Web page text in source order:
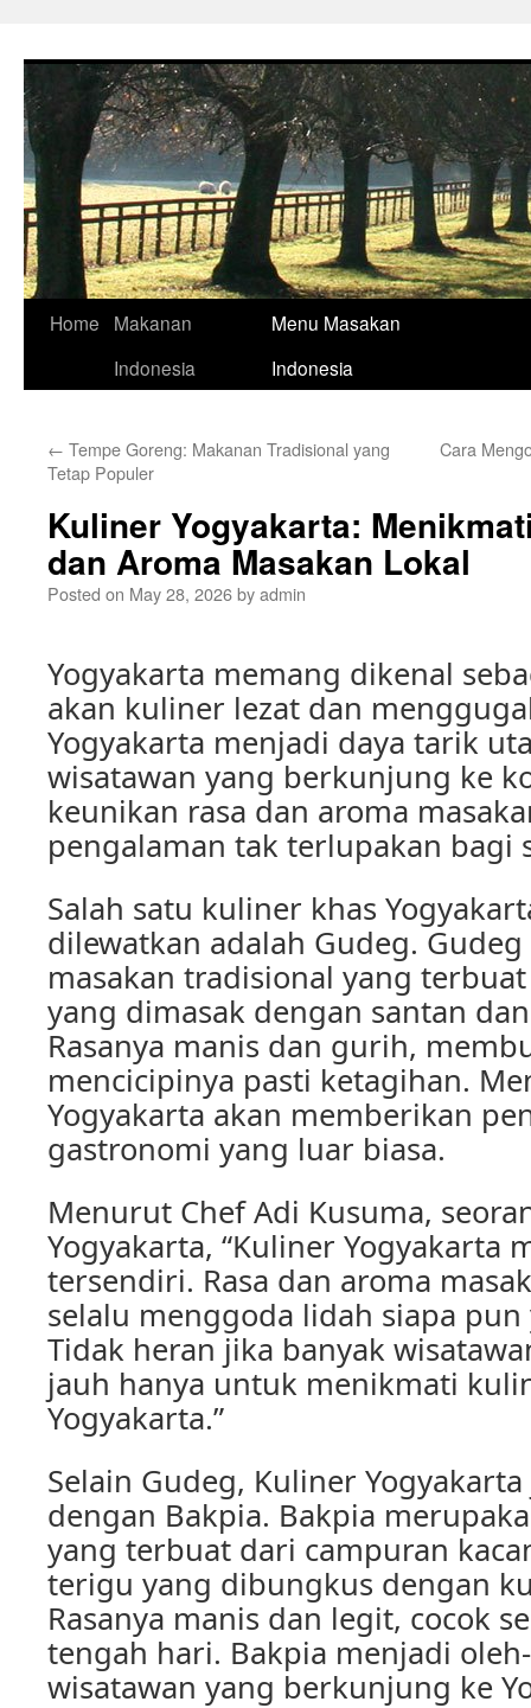
Home
Makanan
Indonesia
Menu Masakan
Indonesia
← Tempe Goreng: Makanan Tradisional yang
Tetap Populer
Cara
Kuliner Yogyakarta:
dan Aroma Masakan Lokal
Posted on May 28, 2026byadmin
Yogyakarta memang dikenal
akan kuliner lezat dan
Yogyakarta menjadi daya tarik
wisatawan yang berkunjung ke
keunikan rasa dan aroma
pengalaman tak terlupakan bagi
Salah satu kuliner khas
dilewatkan adalah Gudeg.
masakan tradisional yang
yang dimasak dengan santan
Rasanya manis dan gurih,
mencicipinya pasti ketagihan.
Yogyakarta akan memberikan
gastronomi yang luar biasa.
Menurut Chef Adi Kusuma,
Yogyakarta, “Kuliner Yogyakarta
tersendiri. Rasa dan aroma
selalu menggoda lidah siapa
Tidak heran jika banyak
jauh hanya untuk menikmati
Yogyakarta.”
Selain Gudeg, Kuliner
dengan Bakpia. Bakpia
yang terbuat dari campuran
terigu yang dibungkus dengan
Rasanya manis dan legit, cocok
tengah hari. Bakpia menjadi
wisatawan yang berkunjung ke